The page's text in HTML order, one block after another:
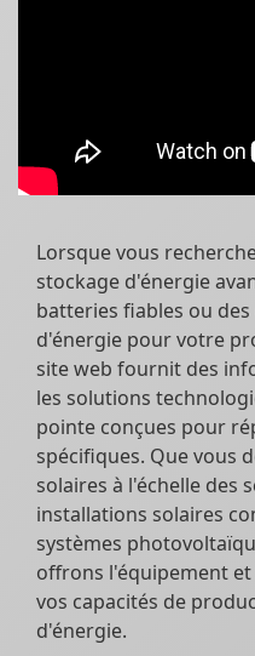
Lorsque vous
stockage d'énergie
batteries fiables ou
d'énergie pour votre
site web fournit des
les solutions
pointe conçues pour
spécifiques. Que vous
solaires à l'échelle des
installations solaires
systèmes
offrons l'équipement
vos capacités de
d'énergie.